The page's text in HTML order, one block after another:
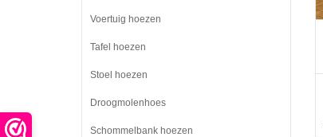
Voertuig hoezen
Tafel hoezen
Stoel hoezen
Droogmolenhoes
Schommelbank hoezen